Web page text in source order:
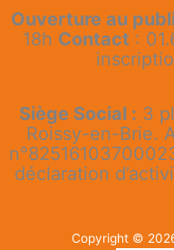
Ouverture au
18h Contact :
Siège Social : 3
Roissy-en-Brie.
déclaration
Copyright ©